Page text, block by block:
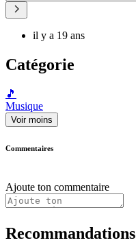
il y a 19 ans
Catégorie
🎵
Musique
Voir moins
Commentaires
Ajoute ton commentaire
Recommandations